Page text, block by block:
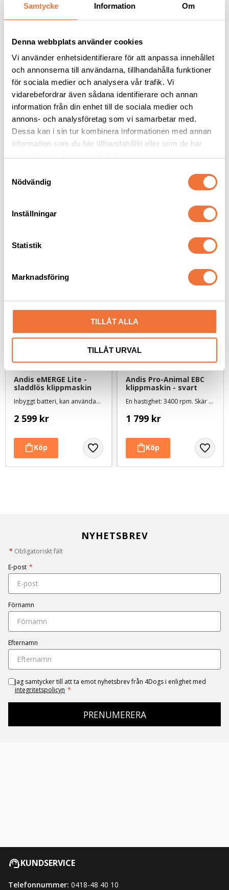
Samtycke Information Om
Denna webbplats använder cookies
Vi använder enhetsidentifierare för att anpassa innehållet
och annonserna till användarna, tillhandahålla funktioner
för sociala medier och analysera vår trafik. Vi
vidarebefordrar även sådana identifierare och annan
information från din enhet till de sociala medier och
annons- och analysföretag som vi samarbetar med.
Dessa kan i sin tur kombinera informationen med annan
information som du har tillhandahållit eller som de har
Nödvändig
Inställningar
Statistik
Marknadsföring
TILLÅT ALLA
TILLÅT URVAL
Andra köpte även
Trimmercide Blade
Care Rengöringsvätska
Rengör, smörjer och rostskyddar skären. Mild lukt och svensktillverkad
169kr
Trimmercide Startset
Rengöring för skär - 4
För rengöring av skär och saxar under och efter klippning. Svensktillverkade
Andis eMERGE Lite -
sladdlös klippmaskin
Inbyggt batteri, kan användas både med och utan sladd. Metallskär #10 ingår
2 599 kr
Andis Pro-Animal EBC
klippmaskin - svart
En hastighet: 3400 rpm. Skär #10 ingår
1 799 kr
NYHETSBREV
* Obligatoriskt fält
E-post *
Förnamn
Efternamn
Jag samtycker till att ta emot nyhetsbrev från 4Dogs i enlighet med
integritetspolicyn *
PRENUMERERA
KUNDSERVICE
Telefonnummer: 0418-48 40 10